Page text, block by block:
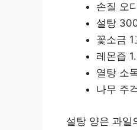
손질 오
설탕
꽃소금 1
레몬즙
열탕 소
나무 주
설탕 양은 과일